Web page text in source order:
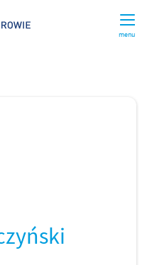
menu